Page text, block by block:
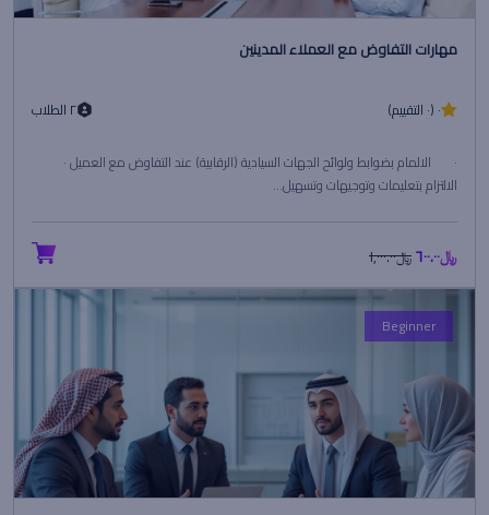
مهارات التفاوض مع العملاء المدينين
٠ (٠ التقييم) ٢ الطلاب
· الالمام بضوابط ولوائح الجهات السيادية (الرقابية) عند التفاوض مع العميل ·
الالتزام بتعليمات وتوجيهات وتسهيل...
﷼٦٠٠.٠٠ ﷼١,٠٠٠.٠٠
Beginner